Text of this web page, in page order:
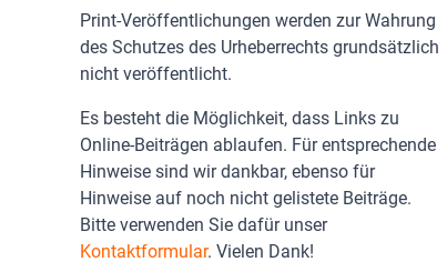
Print-Veröffentlichungen werden zur Wahrung
des Schutzes des Urheberrechts grundsätzlich
nicht veröffentlicht.
Es besteht die Möglichkeit, dass Links zu
Online-Beiträgen ablaufen. Für entsprechende
Hinweise sind wir dankbar, ebenso für
Hinweise auf noch nicht gelistete Beiträge.
Bitte verwenden Sie dafür unser
Kontaktformular. Vielen Dank!